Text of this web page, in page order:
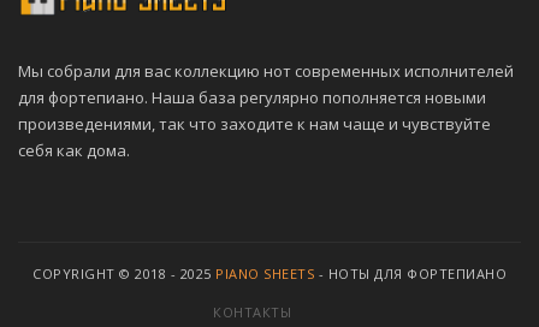
Мы собрали для вас коллекцию нот современных исполнителей
для фортепиано. Наша база регулярно пополняется новыми
произведениями, так что заходите к нам чаще и чувствуйте
себя как дома.
COPYRIGHT © 2018 - 2025 PIANO SHEETS - НОТЫ ДЛЯ ФОРТЕПИАНО
КОНТАКТЫ